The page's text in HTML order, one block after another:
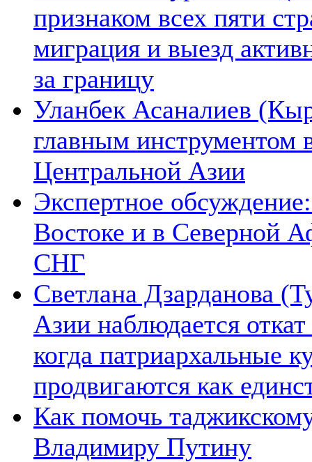
признаком всех пяти
миграция и выезд
за границу
Уланбек Асаналиев
главным инструментом
Центральной Азии
Экспертное
Востоке и в Северной
СНГ
Светлана Дзарданова
Азии наблюдается
когда патриархальные
продвигаются как
Как помочь
Владимиру Путину